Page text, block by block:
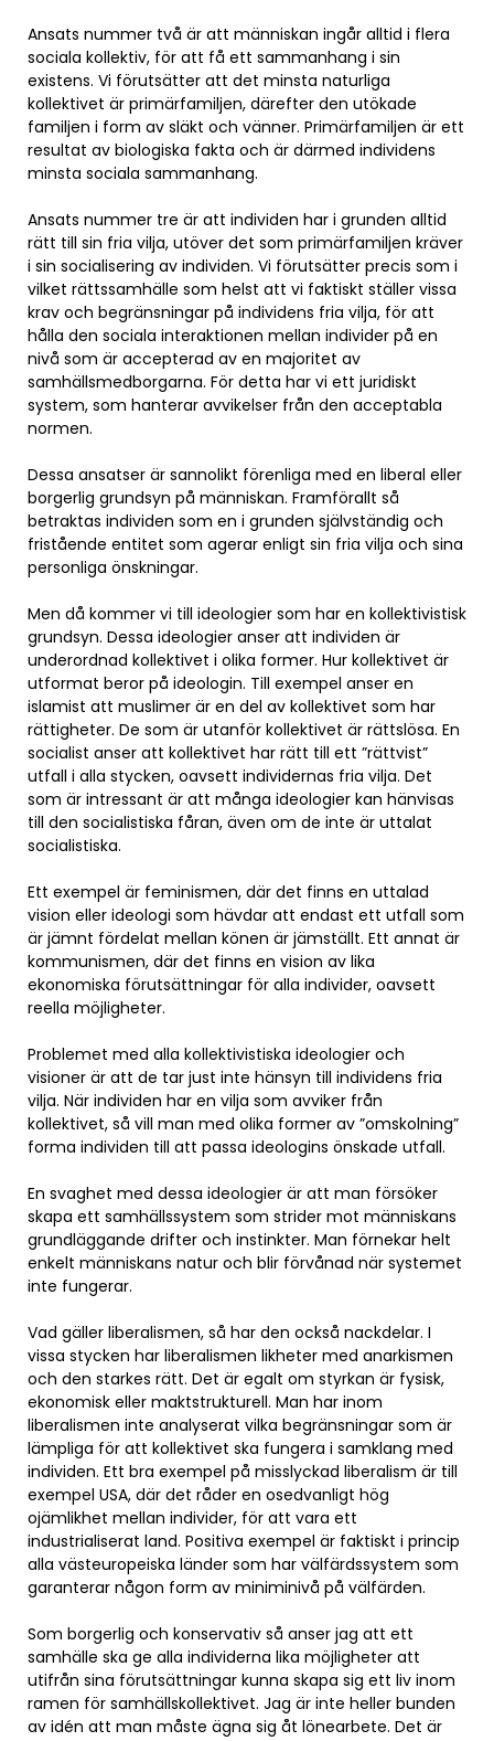
Ansats nummer två är att människan ingår alltid i flera
sociala kollektiv, för att få ett sammanhang i sin
existens. Vi förutsätter att det minsta naturliga
kollektivet är primärfamiljen, därefter den utökade
familjen i form av släkt och vänner. Primärfamiljen är ett
resultat av biologiska fakta och är därmed individens
minsta sociala sammanhang.
Ansats nummer tre är att individen har i grunden alltid
rätt till sin fria vilja, utöver det som primärfamiljen kräver
i sin socialisering av individen. Vi förutsätter precis som i
vilket rättssamhälle som helst att vi faktiskt ställer vissa
krav och begränsningar på individens fria vilja, för att
hålla den sociala interaktionen mellan individer på en
nivå som är accepterad av en majoritet av
samhällsmedborgarna. För detta har vi ett juridiskt
system, som hanterar avvikelser från den acceptabla
normen.
Dessa ansatser är sannolikt förenliga med en liberal eller
borgerlig grundsyn på människan. Framförallt så
betraktas individen som en i grunden självständig och
fristående entitet som agerar enligt sin fria vilja och sina
personliga önskningar.
Men då kommer vi till ideologier som har en kollektivistisk
grundsyn. Dessa ideologier anser att individen är
underordnad kollektivet i olika former. Hur kollektivet är
utformat beror på ideologin. Till exempel anser en
islamist att muslimer är en del av kollektivet som har
rättigheter. De som är utanför kollektivet är rättslösa. En
socialist anser att kollektivet har rätt till ett ”rättvist”
utfall i alla stycken, oavsett individernas fria vilja. Det
som är intressant är att många ideologier kan hänvisas
till den socialistiska fåran, även om de inte är uttalat
socialistiska.
Ett exempel är feminismen, där det finns en uttalad
vision eller ideologi som hävdar att endast ett utfall som
är jämnt fördelat mellan könen är jämställt. Ett annat är
kommunismen, där det finns en vision av lika
ekonomiska förutsättningar för alla individer, oavsett
reella möjligheter.
Problemet med alla kollektivistiska ideologier och
visioner är att de tar just inte hänsyn till individens fria
vilja. När individen har en vilja som avviker från
kollektivet, så vill man med olika former av ”omskolning”
forma individen till att passa ideologins önskade utfall.
En svaghet med dessa ideologier är att man försöker
skapa ett samhällssystem som strider mot människans
grundläggande drifter och instinkter. Man förnekar helt
enkelt människans natur och blir förvånad när systemet
inte fungerar.
Vad gäller liberalismen, så har den också nackdelar. I
vissa stycken har liberalismen likheter med anarkismen
och den starkes rätt. Det är egalt om styrkan är fysisk,
ekonomisk eller maktstrukturell. Man har inom
liberalismen inte analyserat vilka begränsningar som är
lämpliga för att kollektivet ska fungera i samklang med
individen. Ett bra exempel på misslyckad liberalism är till
exempel USA, där det råder en osedvanligt hög
ojämlikhet mellan individer, för att vara ett
industrialiserat land. Positiva exempel är faktiskt i princip
alla västeuropeiska länder som har välfärdssystem som
garanterar någon form av miniminivå på välfärden.
Som borgerlig och konservativ så anser jag att ett
samhälle ska ge alla individerna lika möjligheter att
utifrån sina förutsättningar kunna skapa sig ett liv inom
ramen för samhällskollektivet. Jag är inte heller bunden
av idén att man måste ägna sig åt lönearbete. Det är